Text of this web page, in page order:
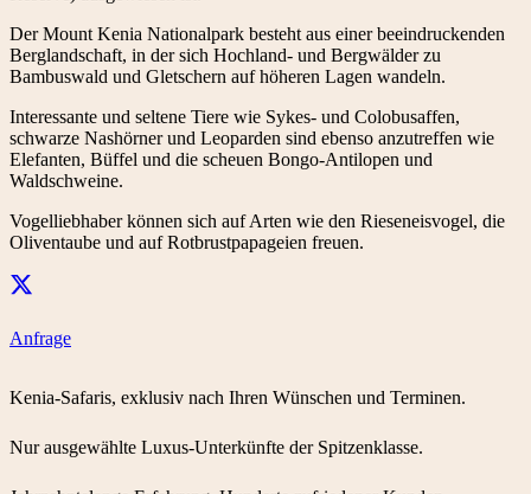
Der Mount Kenia Nationalpark besteht aus einer beeindruckenden
Berglandschaft, in der sich Hochland- und Bergwälder zu
Bambuswald und Gletschern auf höheren Lagen wandeln.
Interessante und seltene Tiere wie Sykes- und Colobusaffen,
schwarze Nashörner und Leoparden sind ebenso anzutreffen wie
Elefanten, Büffel und die scheuen Bongo-Antilopen und
Waldschweine.
Vogelliebhaber können sich auf Arten wie den Rieseneisvogel, die
Oliventaube und auf Rotbrustpapageien freuen.
Anfrage
Kenia-Safaris, exklusiv nach Ihren Wünschen und Terminen.
Nur ausgewählte Luxus-Unterkünfte der Spitzenklasse.